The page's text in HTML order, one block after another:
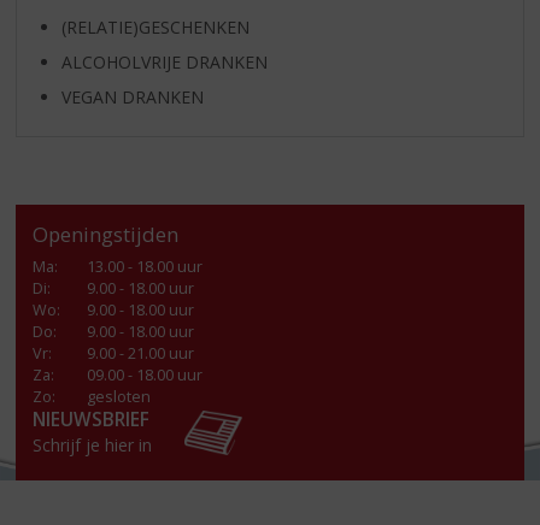
(RELATIE)GESCHENKEN
ALCOHOLVRIJE DRANKEN
VEGAN DRANKEN
Openingstijden
Ma:
13.00 - 18.00 uur
Di:
9.00 - 18.00 uur
Wo:
9.00 - 18.00 uur
Do:
9.00 - 18.00 uur
Vr:
9.00 - 21.00 uur
Za:
09.00 - 18.00 uur
Zo:
gesloten
NIEUWSBRIEF
Schrijf je hier in